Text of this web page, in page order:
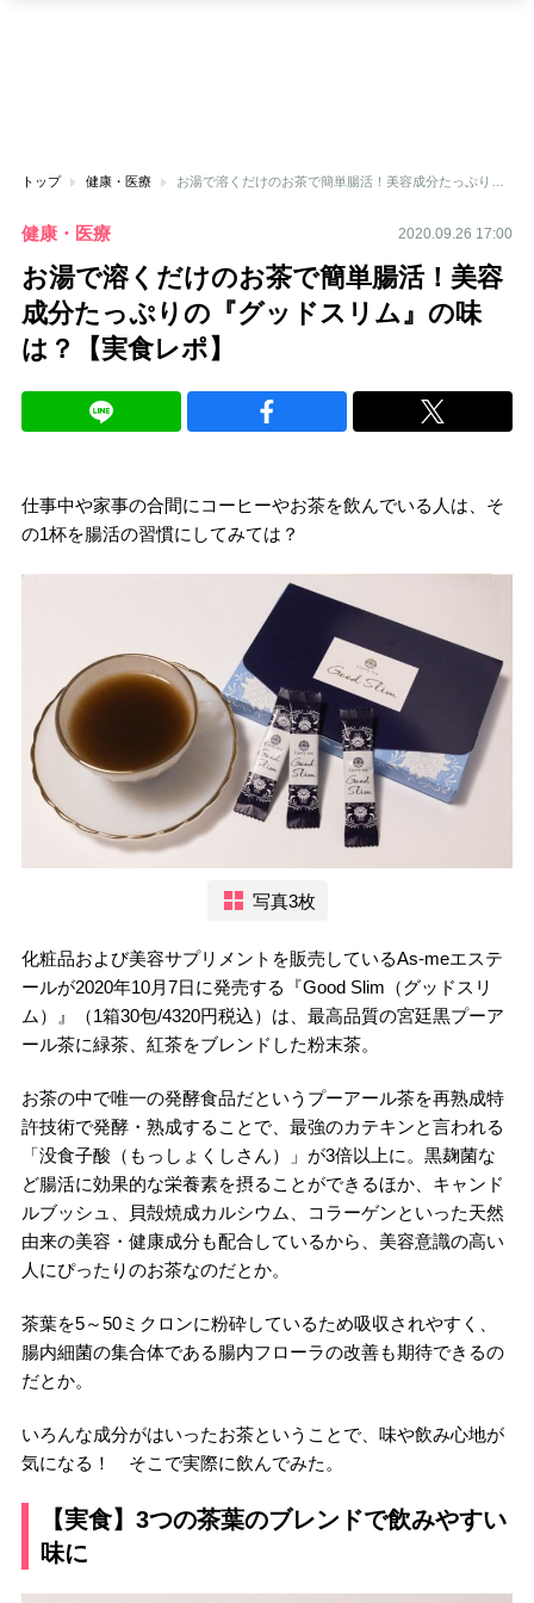
トップ 健康・医療
健康・医療 2020.09.26 17:00
お湯で溶くだけのお茶で簡単腸活！美容
成分たっぷりの『グッドスリム』の味
は？【実食レポ】
仕事中や家事の合間にコーヒーやお茶を飲んでいる人は、そ
の1杯を腸活の習慣にしてみては？
写真3枚
化粧品および美容サプリメントを販売しているAs-meエステ
ールが2020年10月7日に発売する『Good Slim（グッドスリ
ム）』（1箱30包/4320円税込）は、最高品質の宮廷黒プーア
ール茶に緑茶、紅茶をブレンドした粉末茶。
お茶の中で唯一の発酵食品だというプーアール茶を再熟成特
許技術で発酵・熟成することで、最強のカテキンと言われる
「没食子酸（もっしょくしさん）」が3倍以上に。黒麹菌な
ど腸活に効果的な栄養素を摂ることができるほか、キャンド
ルブッシュ、貝殻焼成カルシウム、コラーゲンといった天然
由来の美容・健康成分も配合しているから、美容意識の高い
人にぴったりのお茶なのだとか。
茶葉を5～50ミクロンに粉砕しているため吸収されやすく、
腸内細菌の集合体である腸内フローラの改善も期待できるの
だとか。
いろんな成分がはいったお茶ということで、味や飲み心地が
気になる！ そこで実際に飲んでみた。
【実食】3つの茶葉のブレンドで飲みやすい
味に